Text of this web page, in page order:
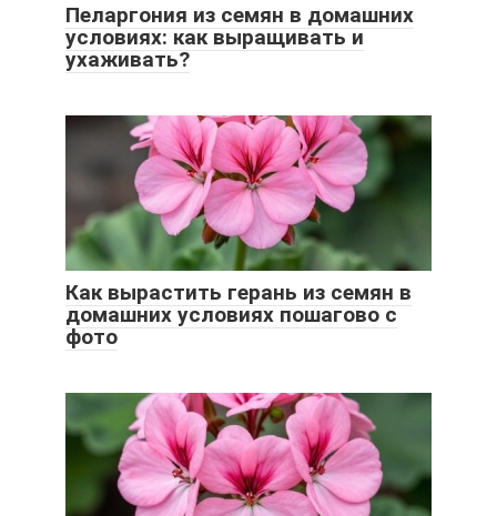
Пеларгония из семян в домашних
условиях: как выращивать и
ухаживать?
Как вырастить герань из семян в
домашних условиях пошагово с
фото